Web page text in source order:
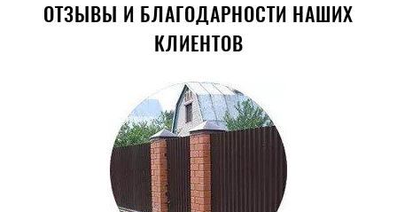
ОТЗЫВЫ И БЛАГОДАРНОСТИ НАШИХ
КЛИЕНТОВ